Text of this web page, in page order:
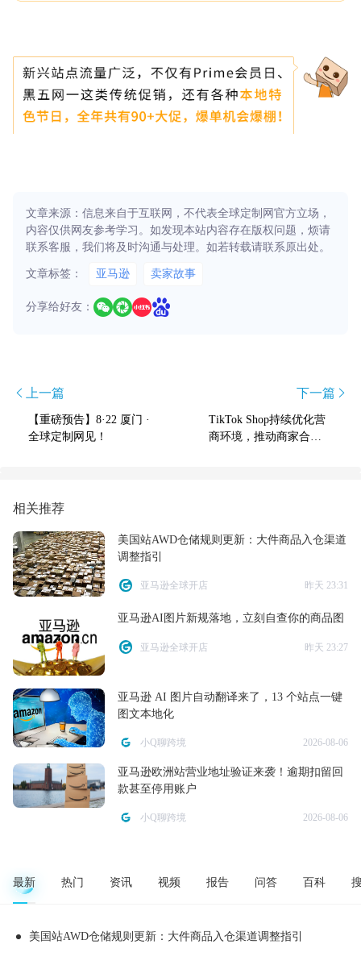
文章来源：信息来自于互联网，不代表全球定制网官方立场，
内容仅供网友参考学习。如发现本站内容存在版权问题，烦请
联系客服，我们将及时沟通与处理。如若转载请联系原出处。
文章标签： 亚马逊 卖家故事
分享给好友：
上一篇
【重磅预告】8·22 厦门 ·
全球定制网见！
下一篇
TikTok Shop持续优化营
商环境，推动商家合规
相关推荐
美国站AWD仓储规则更新：大件商品入仓渠道
调整指引
亚马逊全球开店 昨天 23:31
亚马逊AI图片新规落地，立刻自查你的商品图
亚马逊全球开店 昨天 23:27
亚马逊 AI 图片自动翻译来了，13 个站点一键
图文本地化
小Q聊跨境 2026-08-06
亚马逊欧洲站营业地址验证来袭！逾期扣留回
款甚至停用账户
小Q聊跨境 2026-08-06
最新 热门 资讯 视频 报告 问答 百科
美国站AWD仓储规则更新：大件商品入仓渠道调整指引